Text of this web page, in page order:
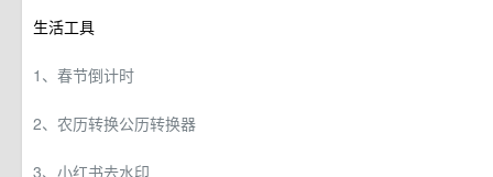
生活工具
1、春节倒计时
2、农历转换公历转换器
3、小红书去水印